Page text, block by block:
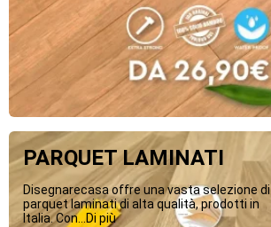
PARQUET LAMINATI
Disegnarecasa offre una vasta selezione di
parquet laminati di alta qualità, prodotti in
Italia. Con...Di più